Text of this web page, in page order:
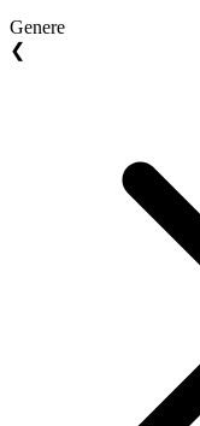
Genere
❮